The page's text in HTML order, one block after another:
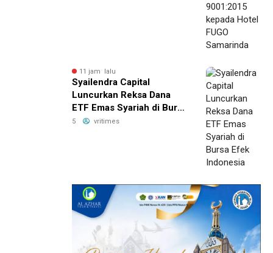
11 jam lalu
Syailendra Capital
Luncurkan Reksa Dana
ETF Emas Syariah di Bursa
Efek Indonesia
5 vritimes